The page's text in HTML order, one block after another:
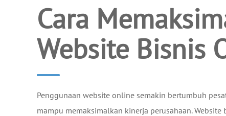
Cara
Website Bisnis
Penggunaan website online semakin bertumbuh
mampu memaksimalkan kinerja perusahaan.